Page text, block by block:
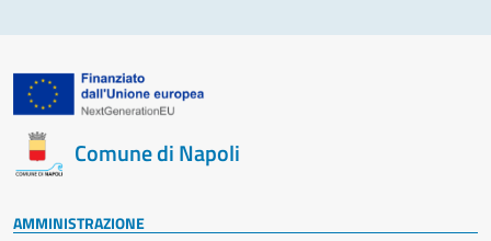
Comune di Napoli
AMMINISTRAZIONE